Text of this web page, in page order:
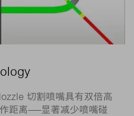
切割喷嘴具有双倍高
距离——显著减少喷嘴碰